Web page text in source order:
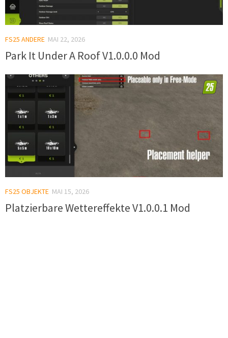
FS25 ANDERE MAI 22, 2026
Park It Under A Roof V1.0.0.0 Mod
FS25 OBJEKTE MAI 15, 2026
Platzierbare Wettereffekte V1.0.0.1 Mod